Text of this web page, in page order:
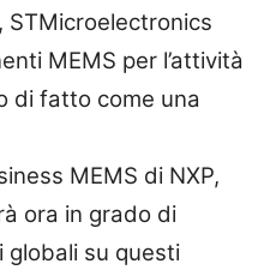
STMicroelectronics
MEMS per l’attività
di fatto come una
MEMS di NXP,
ora in grado di
globali su questi